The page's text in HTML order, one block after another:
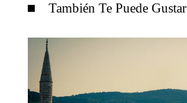
También Te Puede Gustar